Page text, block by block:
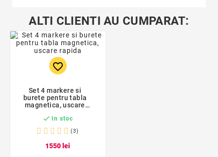
ALTI CLIENTI AU CUMPARAT:
favorite_border
Set 4 markere si
burete pentru tabla
magnetica, uscare
ProCart
 In stoc
(3)
1550 lei